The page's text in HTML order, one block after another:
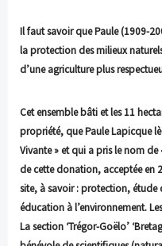
Il faut savoir que Paule (1909-
la protection des milieux
d’une agriculture plus
Cet ensemble bâti et les 11
propriété, que Paule Lapicque
Vivante » et qui a pris le nom de
de cette donation, acceptée en
site, à savoir : protection, étude
éducation à l’environnement.
La section ‘Trégor-Goëlo’